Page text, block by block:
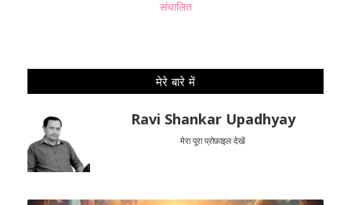
संचालित
मेरे बारे में
Ravi Shankar Upadhyay
मेरा पूरा प्रोफ़ाइल देखें